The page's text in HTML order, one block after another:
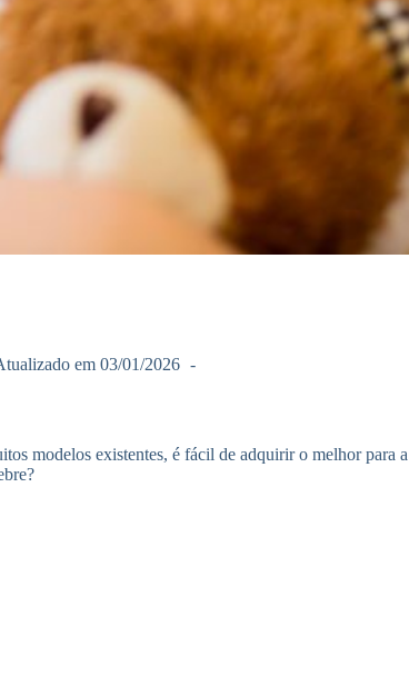
em 03/01/2026
modelos existentes, é fácil de adquirir o melhor para